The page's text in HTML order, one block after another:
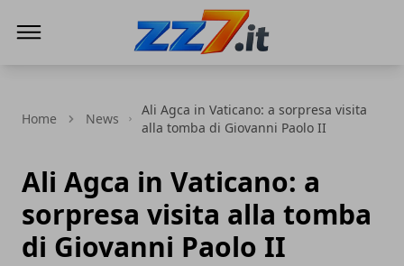
Home News
Ali Agca in Vaticano: a sorpresa visita
alla tomba di Giovanni Paolo II
Ali Agca in Vaticano: a
sorpresa visita alla tomba
di Giovanni Paolo II